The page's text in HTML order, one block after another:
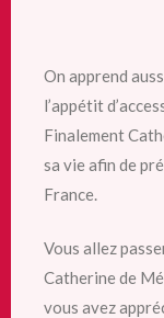
On apprend
l’appétit
Finalement
sa vie afin de
France.
Vous allez
Catherine de
vous avez